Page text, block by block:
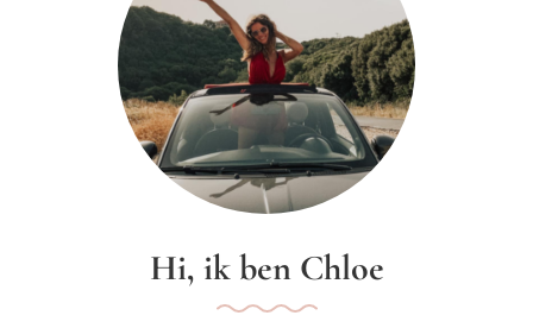
Hi, ik ben Chloe